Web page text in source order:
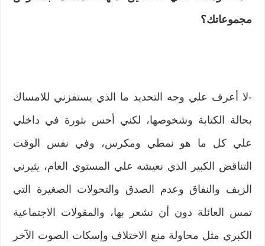
‬مجموعاتك؟
‮-‬لا أعرف علي وجه التحديد ما الذي‮ ‬يستفزني للامساك
بحالة الكتابة وشخوصها،‮ ‬لكني أحس بثورة في داخلي
علي كل ما هو نمطي ومكرس،‮ ‬وفي نفس الوقت
التناقض الكبير الذي نعيشه علي المستوي العام،‮ ‬يثيرني
الزيف والنفاق وعدم الصدق والتحولات الصغيرة التي
تمس العائلة دون أن نشعر بها،‮ ‬والمقولات الاجتماعية
الكبري مثل محاولة منع الاختلاف وإسكات الصوت الآخر